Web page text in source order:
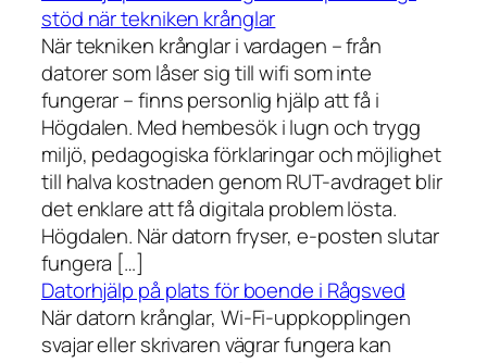
stöd när tekniken krånglar
När tekniken krånglar i vardagen – från
datorer som låser sig till wifi som inte
fungerar – finns personlig hjälp att få i
Högdalen. Med hembesök i lugn och trygg
miljö, pedagogiska förklaringar och möjlighet
till halva kostnaden genom RUT-avdraget blir
det enklare att få digitala problem lösta.
Högdalen. När datorn fryser, e-posten slutar
fungera […]
Datorhjälp på plats för boende i Rågsved
När datorn krånglar, Wi-Fi-uppkopplingen
svajar eller skrivaren vägrar fungera kan